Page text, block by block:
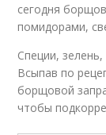
сегодня
помидорами,
Специи,
Всыпав по
борщовой
чтобы